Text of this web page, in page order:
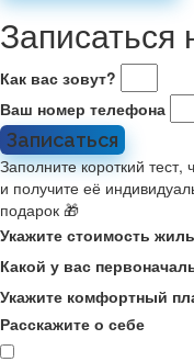
Записаться
Как вас зовут?
Ваш номер телефона
Записаться
Заполните короткий тест,
и получите её
подарок 🎁
Укажите стоимость
Какой у вас
Укажите комфортный
Расскажите о себе